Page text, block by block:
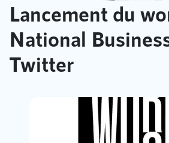
Lancement du
National
Twitter